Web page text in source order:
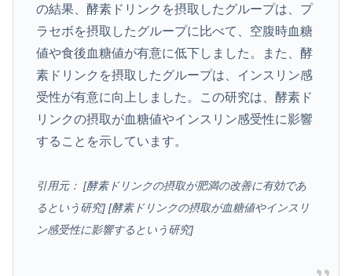
の結果、酵素ドリンクを摂取したグループは、プ
ラセボを摂取したグループに比べて、空腹時血糖
値や食後血糖値が有意に低下しました。また、酵
素ドリンクを摂取したグループは、インスリン感
受性が有意に向上しました。この研究は、酵素ド
リンクの摂取が血糖値やインスリン感受性に影響
することを示しています。
引用元： [酵素ドリンクの摂取が肥満の改善に有効であ
るという研究] [酵素ドリンクの摂取が血糖値やインスリ
ン感受性に影響するという研究]